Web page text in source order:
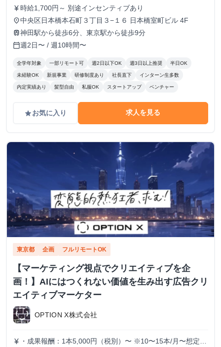
currency_yen 時給1,700円～ 別途インセンティブあり
place中央区日本橋本石町３丁目３−１６ 日本橋室町ビル 4F
train神田駅から徒歩6分、東京駅から徒歩9分
calendar_today週2日〜 / 週10時間〜
全学年対象 一部リモート可 週2日以下OK 週3日以上推奨 半日OK
未経験OK 新規事業 研修制度あり 社長直下 インターン生多数
内定実績あり 髪型自由 私服OK スタートアップ ベンチャー
gradeお気に入り 求人を見る
東京都 企画 フルリモートOK
【マーケティング視点でクリエイティブを企
画！】AIにはつくれない価値を生み出す広告クリ
エイティブマーケター
OPTION X株式会社
currency_yen ・成果報酬：1本5,000円（税別）〜 ※10〜15本/月〜想定